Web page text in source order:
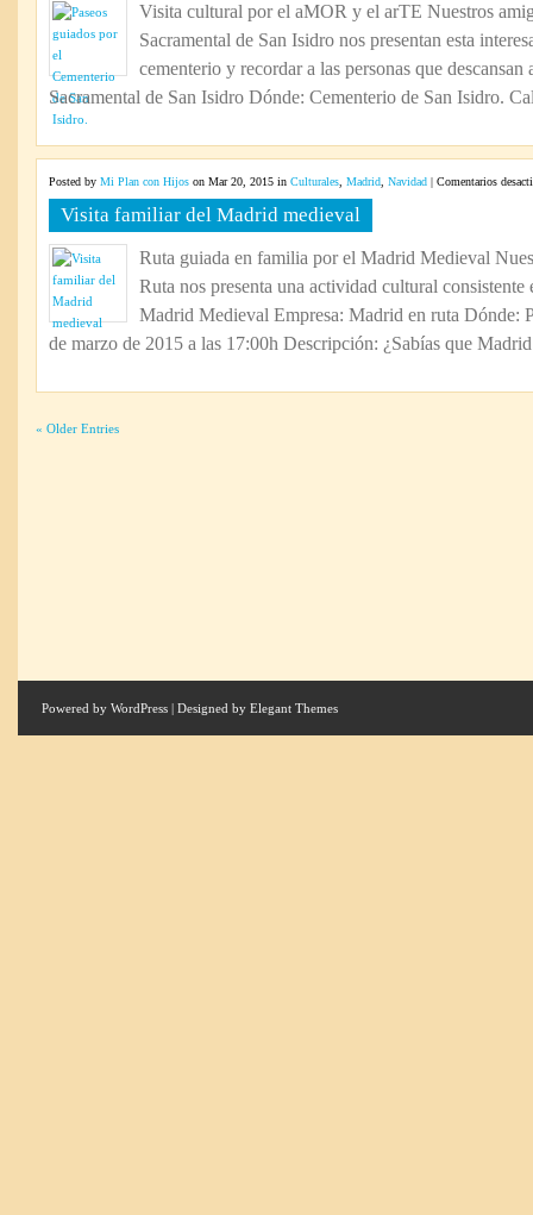
el
Visita cultural por el aMOR y el arTE Nuestros
Sacramental de San Isidro nos presentan esta
cementerio y recordar a las personas que
Sacramental de San Isidro Dónde: Cementerio de San Isidro.
Posted by Mi Plan con Hijos on Mar 20, 2015 in Culturales Madrid Navidad | Comentarios
Visita familiar del Madrid medieval
Ruta guiada en familia por el Madrid Medieval
Ruta nos presenta una actividad cultural
Madrid Medieval Empresa: Madrid en ruta Dónde:
de marzo de 2015 a las 17:00h Descripción: ¿Sabías que
« Older Entries
Powered by WordPress | Designed by Elegant Themes